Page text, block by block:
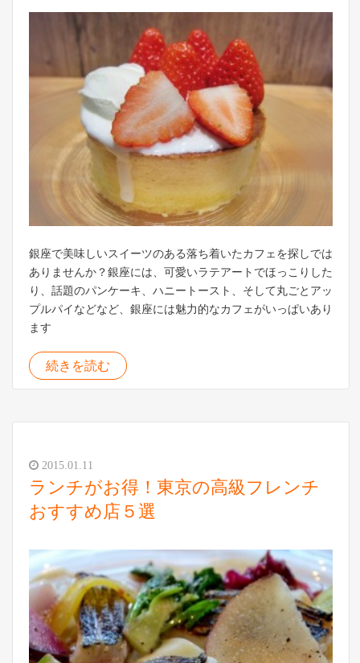
銀座で美味しいスイーツのある落ち着いたカフェを探しでは
ありませんか？銀座には、可愛いラテアートでほっこりした
り、話題のパンケーキ、ハニートースト、そして丸ごとアッ
プルパイなどなど、銀座には魅力的なカフェがいっぱいあり
ます
続きを読む
2015.01.11
ランチがお得！東京の高級フレンチ
おすすめ店５選